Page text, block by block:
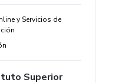
y Servicios de
Superior